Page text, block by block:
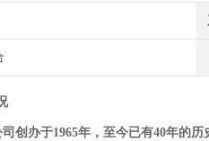
创办于1965年，至今已有40年的